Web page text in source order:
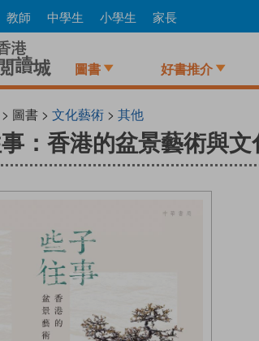
教師 中學生 小學生 家長
圖書 好書推介
> 圖書 > 文化藝術 > 其他
：香港的盆景藝術與文